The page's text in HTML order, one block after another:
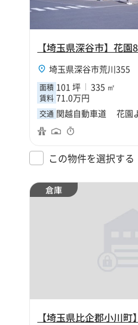
【埼玉県深谷市】花園
埼玉県深谷市荒川355
面積 101 坪 335 ㎡
賃料 71.0万円
交通 関越自動車道 花園
この物件を選択する
倉庫